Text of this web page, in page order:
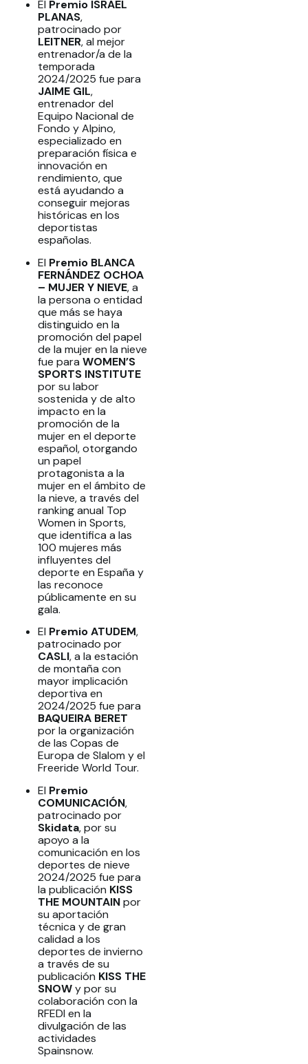
El Premio ISRAEL
PLANAS,
patrocinado por
LEITNER, al mejor
entrenador/a de la
temporada
2024/2025 fue para
JAIME GIL,
entrenador del
Equipo Nacional de
Fondo y Alpino,
especializado en
preparación física e
innovación en
rendimiento, que
está ayudando a
conseguir mejoras
históricas en los
deportistas
españolas.
El Premio BLANCA
FERNÁNDEZ OCHOA
– MUJER Y NIEVE, a
la persona o entidad
que más se haya
distinguido en la
promoción del papel
de la mujer en la nieve
fue para WOMEN’S
SPORTS INSTITUTE
por su labor
sostenida y de alto
impacto en la
promoción de la
mujer en el deporte
español, otorgando
un papel
protagonista a la
mujer en el ámbito de
la nieve, a través del
ranking anual Top
Women in Sports,
que identifica a las
100 mujeres más
influyentes del
deporte en España y
las reconoce
públicamente en su
gala.
El Premio ATUDEM,
patrocinado por
CASLI, a la estación
de montaña con
mayor implicación
deportiva en
2024/2025 fue para
BAQUEIRA BERET
por la organización
de las Copas de
Europa de Slalom y el
Freeride World Tour.
El Premio
COMUNICACIÓN,
patrocinado por
Skidata, por su
apoyo a la
comunicación en los
deportes de nieve
2024/2025 fue para
la publicación KISS
THE MOUNTAINpor
su aportación
técnica y de gran
calidad a los
deportes de invierno
a través de su
publicación KISS THE
SNOWy por su
colaboración con la
RFEDI en la
divulgación de las
actividades
Spainsnow.